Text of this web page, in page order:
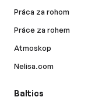
Práca za rohom
Práce za rohem
Atmoskop
Nelisa.com
Baltics